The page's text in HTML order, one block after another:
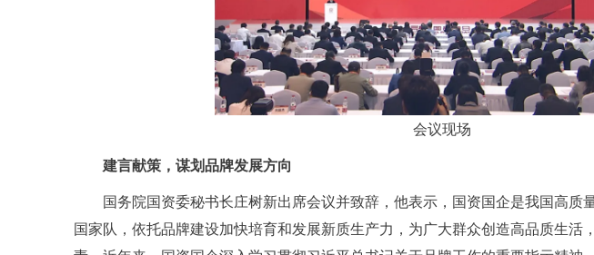
会议现场
建言献策，谋划品牌发展方向
国务院国资委秘书长庄树新出席会议并致辞，他表示，国资国企是我国高质
国家队，依托品牌建设加快培育和发展新质生产力，为广大群众创造高品质生活